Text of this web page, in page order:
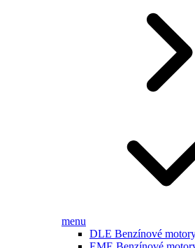
menu
DLE Benzínové